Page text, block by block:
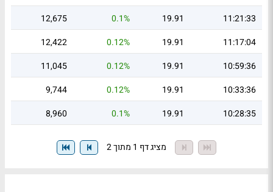
11:21:33
19.91
0.1%
12,675
11:17:04
19.91
0.12%
12,422
10:59:36
19.91
0.12%
11,045
10:33:36
19.91
0.12%
9,744
10:28:35
19.91
0.1%
8,960
מציג דף 1 מתוך 2